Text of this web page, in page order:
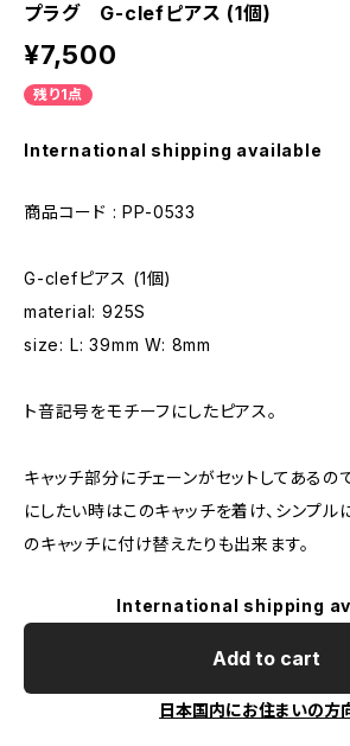
プラグ G-clefピアス (1個)
¥7,500
残り1点
International shipping available
商品コード : PP-0533
G-clefピアス (1個)
material: 925S
size: L: 39mm W: 8mm
ト音記号をモチーフにしたピアス。
キャッチ部分にチェーンがセットしてあるの
にしたい時はこのキャッチを着け、シンプル
のキャッチに付け替えたりも出来ます。
International shipping
Add to cart
日本国内にお住まいの方